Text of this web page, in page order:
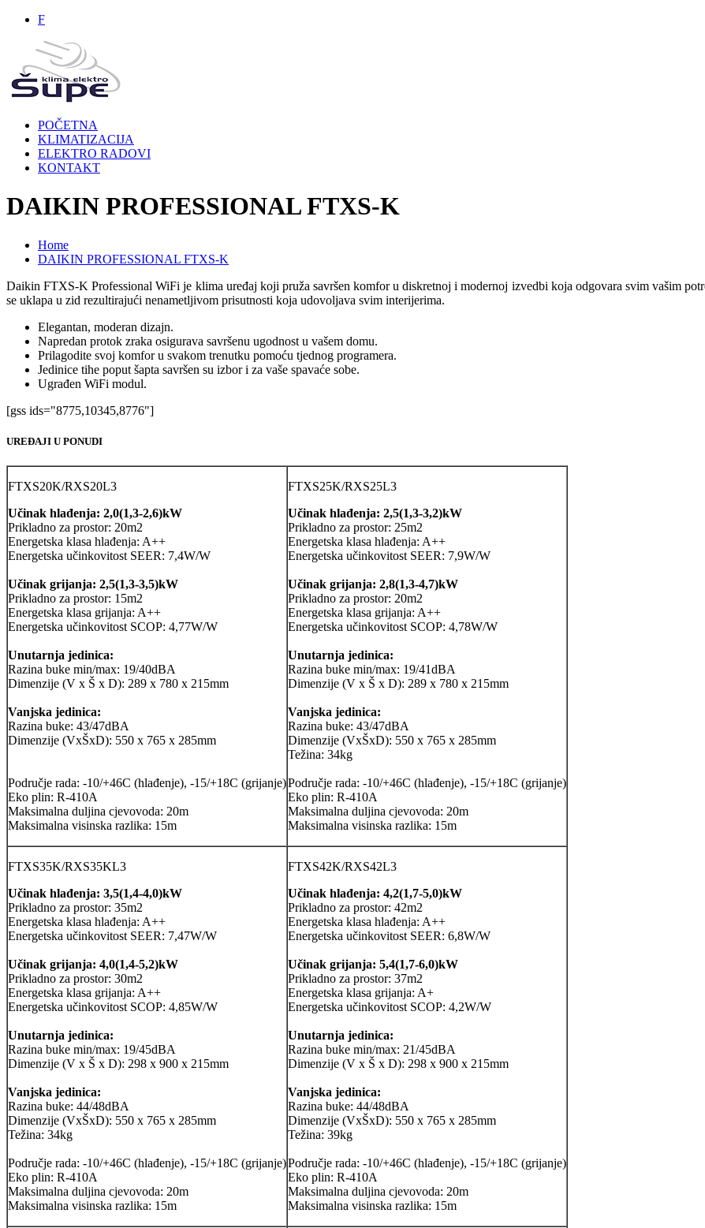
F
POČETNA
KLIMATIZACIJA
ELEKTRO RADOVI
KONTAKT
DAIKIN PROFESSIONAL FTXS-K
Home
DAIKIN PROFESSIONAL FTXS-K
Daikin FTXS-K Professional WiFi je klima uređaj koji pruža savršen komfor u diskretnoj i modernoj izvedbi koja odgovara svim vašim
se uklapa u zid rezultirajući nenametljivom prisutnosti koja udovoljava svim interijerima.
Elegantan, moderan dizajn.
Napredan protok zraka osigurava savršenu ugodnost u vašem domu.
Prilagodite svoj komfor u svakom trenutku pomoću tjednog programera.
Jedinice tihe poput šapta savršen su izbor i za vaše spavaće sobe.
Ugrađen WiFi modul.
[gss ids="8775,10345,8776"]
UREĐAJI U PONUDI
FTXS20K/RXS20L3
Učinak hlađenja: 2,0(1,3-2,6)kW
Prikladno za prostor: 20m2
Energetska klasa hlađenja: A++
Energetska učinkovitost SEER: 7,4W/W
Učinak grijanja: 2,5(1,3-3,5)kW
Prikladno za prostor: 15m2
Energetska klasa grijanja: A++
Energetska učinkovitost SCOP: 4,77W/W
Unutarnja jedinica:
Razina buke min/max: 19/40dBA
Dimenzije (V x Š x D): 289 x 780 x 215mm
Vanjska jedinica:
Razina buke: 43/47dBA
Dimenzije (VxŠxD): 550 x 765 x 285mm
Područje rada: -10/+46C (hlađenje), -15/+18C (grijanje)
Eko plin: R-410A
Maksimalna duljina cjevovoda: 20m
Maksimalna visinska razlika: 15m
FTXS25K/RXS25L3
Učinak hlađenja: 2,5(1,3-3,2)kW
Prikladno za prostor: 25m2
Energetska klasa hlađenja: A++
Energetska učinkovitost SEER: 7,9W/W
Učinak grijanja: 2,8(1,3-4,7)kW
Prikladno za prostor: 20m2
Energetska klasa grijanja: A++
Energetska učinkovitost SCOP: 4,78W/W
Unutarnja jedinica:
Razina buke min/max: 19/41dBA
Dimenzije (V x Š x D): 289 x 780 x 215mm
Vanjska jedinica:
Razina buke: 43/47dBA
Dimenzije (VxŠxD): 550 x 765 x 285mm
Težina: 34kg
Područje rada: -10/+46C (hlađenje), -15/+18C (grijanje)
Eko plin: R-410A
Maksimalna duljina cjevovoda: 20m
Maksimalna visinska razlika: 15m
FTXS35K/RXS35KL3
Učinak hlađenja: 3,5(1,4-4,0)kW
Prikladno za prostor: 35m2
Energetska klasa hlađenja: A++
Energetska učinkovitost SEER: 7,47W/W
Učinak grijanja: 4,0(1,4-5,2)kW
Prikladno za prostor: 30m2
Energetska klasa grijanja: A++
Energetska učinkovitost SCOP: 4,85W/W
Unutarnja jedinica:
Razina buke min/max: 19/45dBA
Dimenzije (V x Š x D): 298 x 900 x 215mm
Vanjska jedinica:
Razina buke: 44/48dBA
Dimenzije (VxŠxD): 550 x 765 x 285mm
Težina: 34kg
Područje rada: -10/+46C (hlađenje), -15/+18C (grijanje)
Eko plin: R-410A
Maksimalna duljina cjevovoda: 20m
Maksimalna visinska razlika: 15m
FTXS42K/RXS42L3
Učinak hlađenja: 4,2(1,7-5,0)kW
Prikladno za prostor: 42m2
Energetska klasa hlađenja: A++
Energetska učinkovitost SEER: 6,8W/W
Učinak grijanja: 5,4(1,7-6,0)kW
Prikladno za prostor: 37m2
Energetska klasa grijanja: A+
Energetska učinkovitost SCOP: 4,2W/W
Unutarnja jedinica:
Razina buke min/max: 21/45dBA
Dimenzije (V x Š x D): 298 x 900 x 215mm
Vanjska jedinica:
Razina buke: 44/48dBA
Dimenzije (VxŠxD): 550 x 765 x 285mm
Težina: 39kg
Područje rada: -10/+46C (hlađenje), -15/+18C (grijanje)
Eko plin: R-410A
Maksimalna duljina cjevovoda: 20m
Maksimalna visinska razlika: 15m